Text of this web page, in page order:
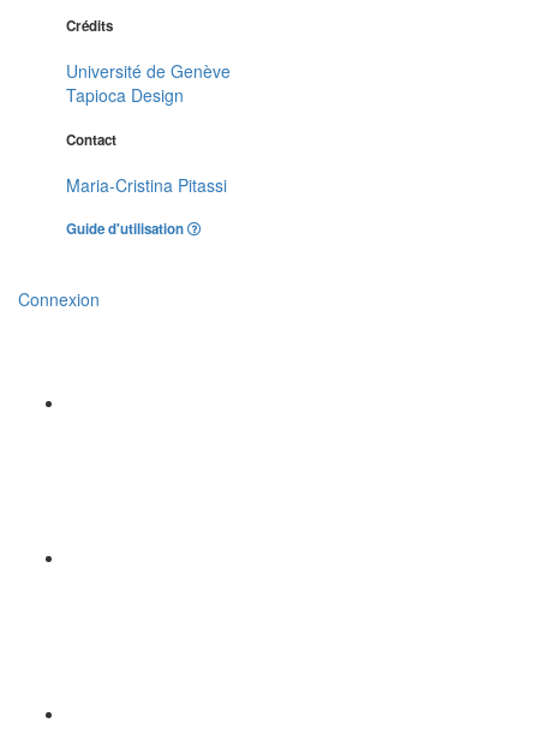
Crédits
Université de Genève
Tapioca Design
Contact
Maria-Cristina Pitassi
Guide d'utilisation
Connexion